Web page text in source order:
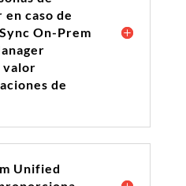
caso de
On-Prem
valor
de
Unified